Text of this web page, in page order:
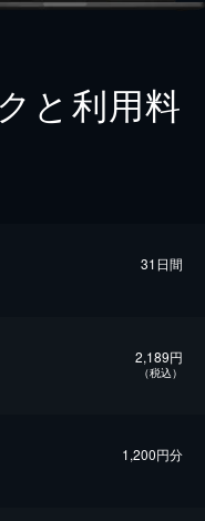
と利用料
31日間
2,189円
（税込）
1,200円分